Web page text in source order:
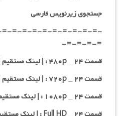
جستجوی زیرنویس فارسی
=-=-=-=-=-=-=-=-=-
=-=-=-=-
قسمت ۲۴ _ ۴۸۰p : | لینک مستقیم |
قسمت ۲۴ _ ۷۲۰p : | لینک مستقیم |
قسمت ۲۴ _ ۱۰۸۰p : | لینک مستقیم |